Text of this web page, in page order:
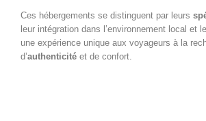
Ces hébergements se distinguent par leurs
leur intégration dans l’environnement local et
une expérience unique aux voyageurs à la
d’authenticité et de confort.